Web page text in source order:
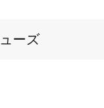
ーズ